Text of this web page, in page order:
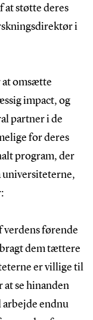
at støtte deres
i
at omsætte
impact, og
partner i de
for deres
program, der
universiteterne,
verdens førende
dem tættere
er villige til
at se hinanden
arbejde endnu